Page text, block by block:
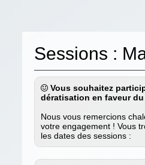
Sessions :
Vous souhaitez
dératisation en faveur
Nous vous remercions
votre engagement ! Vous
les dates des sessions :